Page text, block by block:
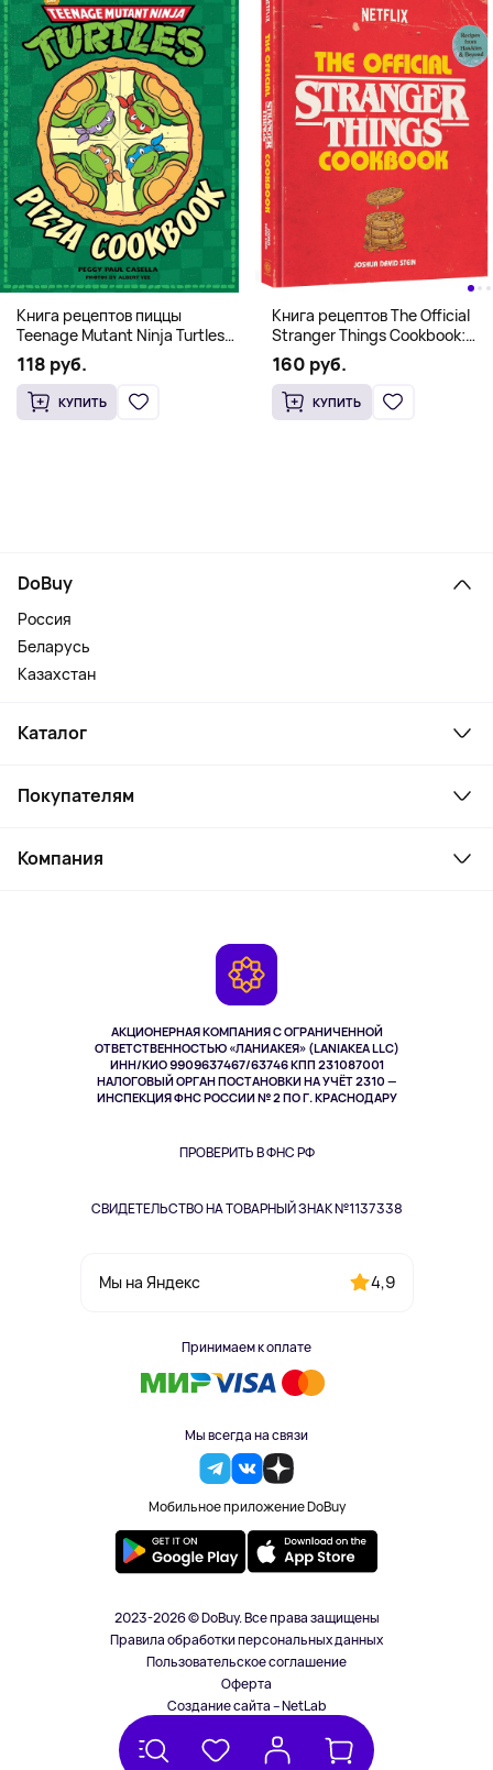
Книга рецептов пиццы
Teenage Mutant Ninja Turtles
Pizza Cookbook (На
английском)
118 руб.
КУПИТЬ
Книга рецептов The Official
Stranger Things Cookbook:
Recipes from Hawkins and
Beyond (На английском)
160 руб.
КУПИТЬ
АКЦИОНЕРНАЯ КОМПАНИЯ С ОГРАНИЧЕННОЙ
ОТВЕТСТВЕННОСТЬЮ «ЛАНИАКЕЯ» (LANIAKEA LLC)
ИНН/КИО 9909637467/63746 КПП 231087001
НАЛОГОВЫЙ ОРГАН ПОСТАНОВКИ НА УЧЁТ 2310 —
ИНСПЕКЦИЯ ФНС РОССИИ № 2 ПО Г. КРАСНОДАРУ
ПРОВЕРИТЬ В ФНС РФ
СВИДЕТЕЛЬСТВО НА ТОВАРНЫЙ ЗНАК №1137338
Мы на Яндекс 4,9
Принимаем к оплате
Мы всегда на связи
Мобильное приложение DoBuy
DoBuy
Россия
Беларусь
Казахстан
Каталог
Ноутбуки, мониторы, VR
Косметика и уход
Здоровье питомцев
Одежда и аксессуары
Покупателям
Как заказать
Компания
2023-2026 © DoBuy. Все права защищены
Правила обработки персональных данных
Пользовательское соглашение
Оферта
Создание сайта – NetLab